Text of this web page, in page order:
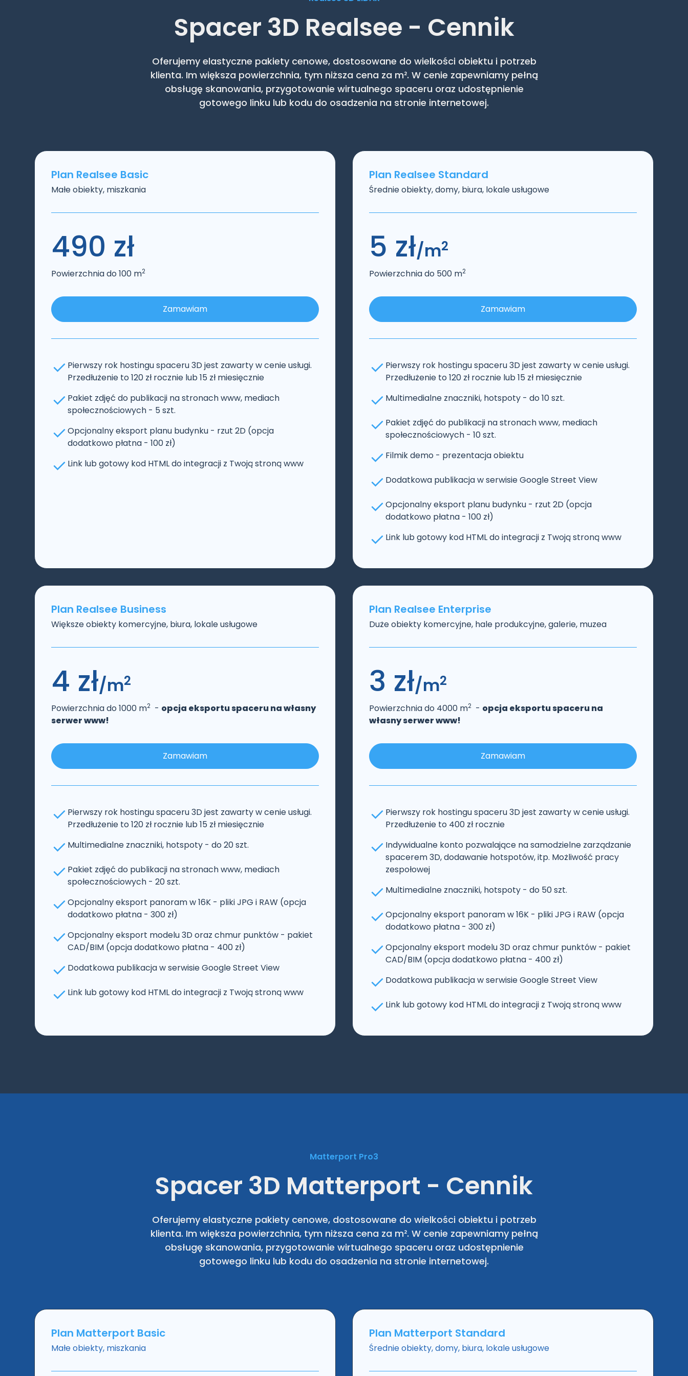
Spacer 3D Realsee - Cennik
Oferujemy elastyczne pakiety cenowe, dostosowane do wielkości obiektu i potrzeb
klienta. Im większa powierzchnia, tym niższa cena za m². W cenie zapewniamy pełną
obsługę skanowania, przygotowanie wirtualnego spaceru oraz udostępnienie
gotowego linku lub kodu do osadzenia na stronie internetowej.
Plan Realsee Basic
Małe obiekty, miszkania
490 zł
Powierzchnia do 100 m2
Zamawiam
Pierwszy rok hostingu spaceru 3D jest zawarty w cenie usługi.
Przedłużenie to 120 zł rocznie lub 15 zł miesięcznie
Pakiet zdjęć do publikacji na stronach www, mediach
społecznościowych - 5 szt.
Opcjonalny eksport planu budynku - rzut 2D (opcja
dodatkowo płatna - 100 zł)
Link lub gotowy kod HTML do integracji z Twoją stroną www
Plan Realsee Standard
Średnie obiekty, domy, biura, lokale usługowe
5 zł/m2
Powierzchnia do 500 m2
Zamawiam
Pierwszy rok hostingu spaceru 3D jest zawarty w cenie usługi.
Przedłużenie to 120 zł rocznie lub 15 zł miesięcznie
Multimedialne znaczniki, hotspoty - do 10 szt.
Pakiet zdjęć do publikacji na stronach www, mediach
społecznościowych - 10 szt.
Filmik demo - prezentacja obiektu
Dodatkowa publikacja w serwisie Google Street View
Opcjonalny eksport planu budynku - rzut 2D (opcja
dodatkowo płatna - 100 zł)
Link lub gotowy kod HTML do integracji z Twoją stroną www
Plan Realsee Business
Większe obiekty komercyjne, biura, lokale usługowe
4 zł/m2
Powierzchnia do 1000 m2 - opcja eksportu spaceru na własny
serwer www!
Zamawiam
Pierwszy rok hostingu spaceru 3D jest zawarty w cenie usługi.
Przedłużenie to 120 zł rocznie lub 15 zł miesięcznie
Multimedialne znaczniki, hotspoty - do 20 szt.
Pakiet zdjęć do publikacji na stronach www, mediach
społecznościowych - 20 szt.
Opcjonalny eksport panoram w 16K - pliki JPG i RAW (opcja
dodatkowo płatna - 300 zł)
Opcjonalny eksport modelu 3D oraz chmur punktów - pakiet
CAD/BIM (opcja dodatkowo płatna - 400 zł)
Dodatkowa publikacja w serwisie Google Street View
Link lub gotowy kod HTML do integracji z Twoją stroną www
Plan Realsee Enterprise
Duże obiekty komercyjne, hale produkcyjne, galerie, muzea
3 zł/m2
Powierzchnia do 4000 m2 - opcja eksportu spaceru na
własny serwer www!
Zamawiam
Pierwszy rok hostingu spaceru 3D jest zawarty w cenie usługi.
Przedłużenie to 400 zł rocznie
Indywidualne konto pozwalające na samodzielne zarządzanie
spacerem 3D, dodawanie hotspotów, itp. Możliwość pracy
zespołowej
Multimedialne znaczniki, hotspoty - do 50 szt.
Opcjonalny eksport panoram w 16K - pliki JPG i RAW (opcja
dodatkowo płatna - 300 zł)
Opcjonalny eksport modelu 3D oraz chmur punktów - pakiet
CAD/BIM (opcja dodatkowo płatna - 400 zł)
Dodatkowa publikacja w serwisie Google Street View
Link lub gotowy kod HTML do integracji z Twoją stroną www
Matterport Pro3
Spacer 3D Matterport - Cennik
Oferujemy elastyczne pakiety cenowe, dostosowane do wielkości obiektu i potrzeb
klienta. Im większa powierzchnia, tym niższa cena za m². W cenie zapewniamy pełną
obsługę skanowania, przygotowanie wirtualnego spaceru oraz udostępnienie
gotowego linku lub kodu do osadzenia na stronie internetowej.
Plan Matterport Basic
Małe obiekty, miszkania
Plan Matterport Standard
Średnie obiekty, domy, biura, lokale usługowe